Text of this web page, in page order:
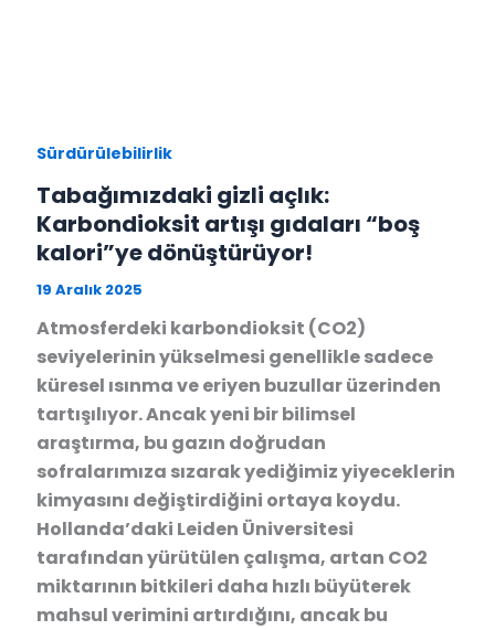
Sürdürülebilirlik
Tabağımızdaki gizli açlık:
Karbondioksit artışı gıdaları “boş
kalori”ye dönüştürüyor!
19 Aralık 2025
Atmosferdeki karbondioksit (CO2)
seviyelerinin yükselmesi genellikle sadece
küresel ısınma ve eriyen buzullar üzerinden
tartışılıyor. Ancak yeni bir bilimsel
araştırma, bu gazın doğrudan
sofralarımıza sızarak yediğimiz yiyeceklerin
kimyasını değiştirdiğini ortaya koydu.
Hollanda’daki Leiden Üniversitesi
tarafından yürütülen çalışma, artan CO2
miktarının bitkileri daha hızlı büyüterek
mahsul verimini artırdığını, ancak bu